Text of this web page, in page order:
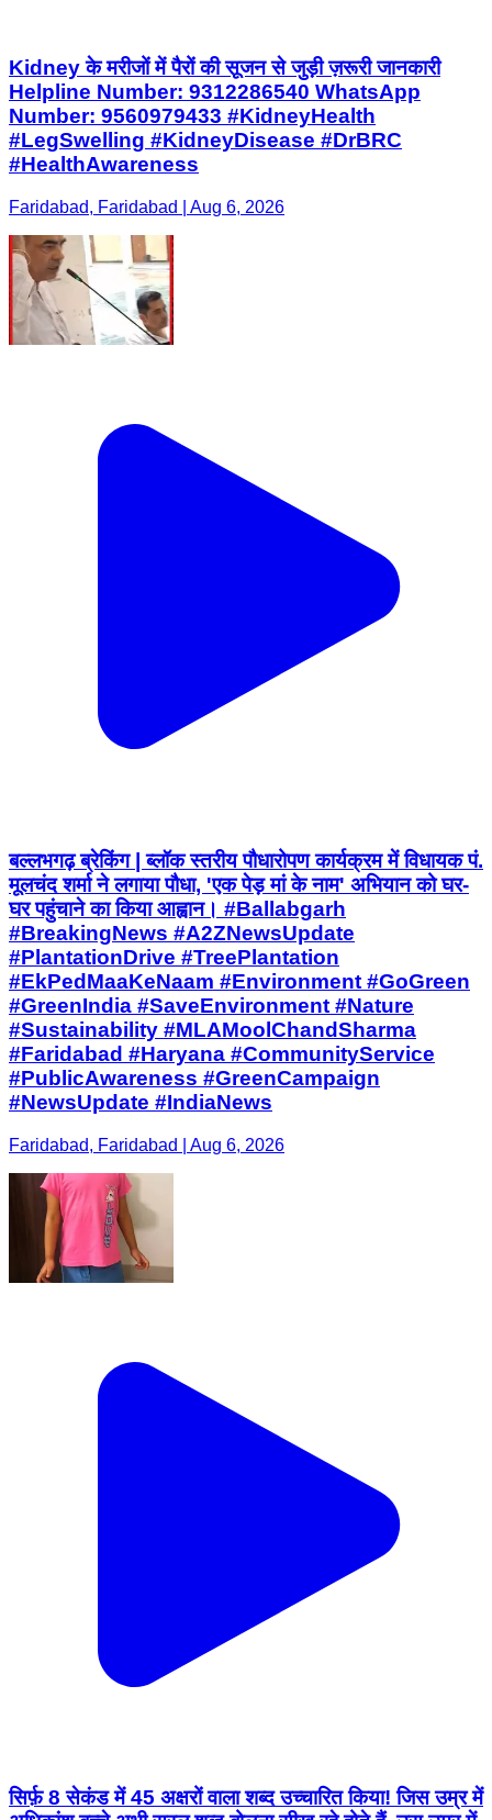
Kidney के मरीजों में पैरों की सूजन से जुड़ी ज़रूरी जानकारी
Helpline Number: 9312286540 WhatsApp
Number: 9560979433 #KidneyHealth
#LegSwelling #KidneyDisease #DrBRC
#HealthAwareness
Faridabad, Faridabad | Aug 6, 2026
बल्लभगढ़ ब्रेकिंग | ब्लॉक स्तरीय पौधारोपण कार्यक्रम में विधायक पं.
मूलचंद शर्मा ने लगाया पौधा, 'एक पेड़ मां के नाम' अभियान को घर-
घर पहुंचाने का किया आह्वान। #Ballabgarh
#BreakingNews #A2ZNewsUpdate
#PlantationDrive #TreePlantation
#EkPedMaaKeNaam #Environment #GoGreen
#GreenIndia #SaveEnvironment #Nature
#Sustainability #MLAMoolChandSharma
#Faridabad #Haryana #CommunityService
#PublicAwareness #GreenCampaign
#NewsUpdate #IndiaNews
Faridabad, Faridabad | Aug 6, 2026
सिर्फ़ 8 सेकंड में 45 अक्षरों वाला शब्द उच्चारित किया! जिस उम्र में